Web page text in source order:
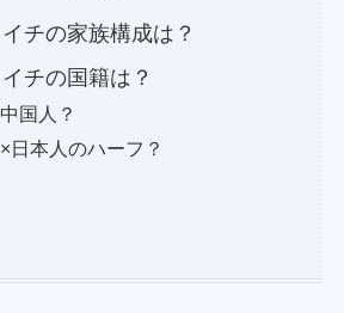
チの家族構成は？
チの国籍は？
国人？
日本人のハーフ？